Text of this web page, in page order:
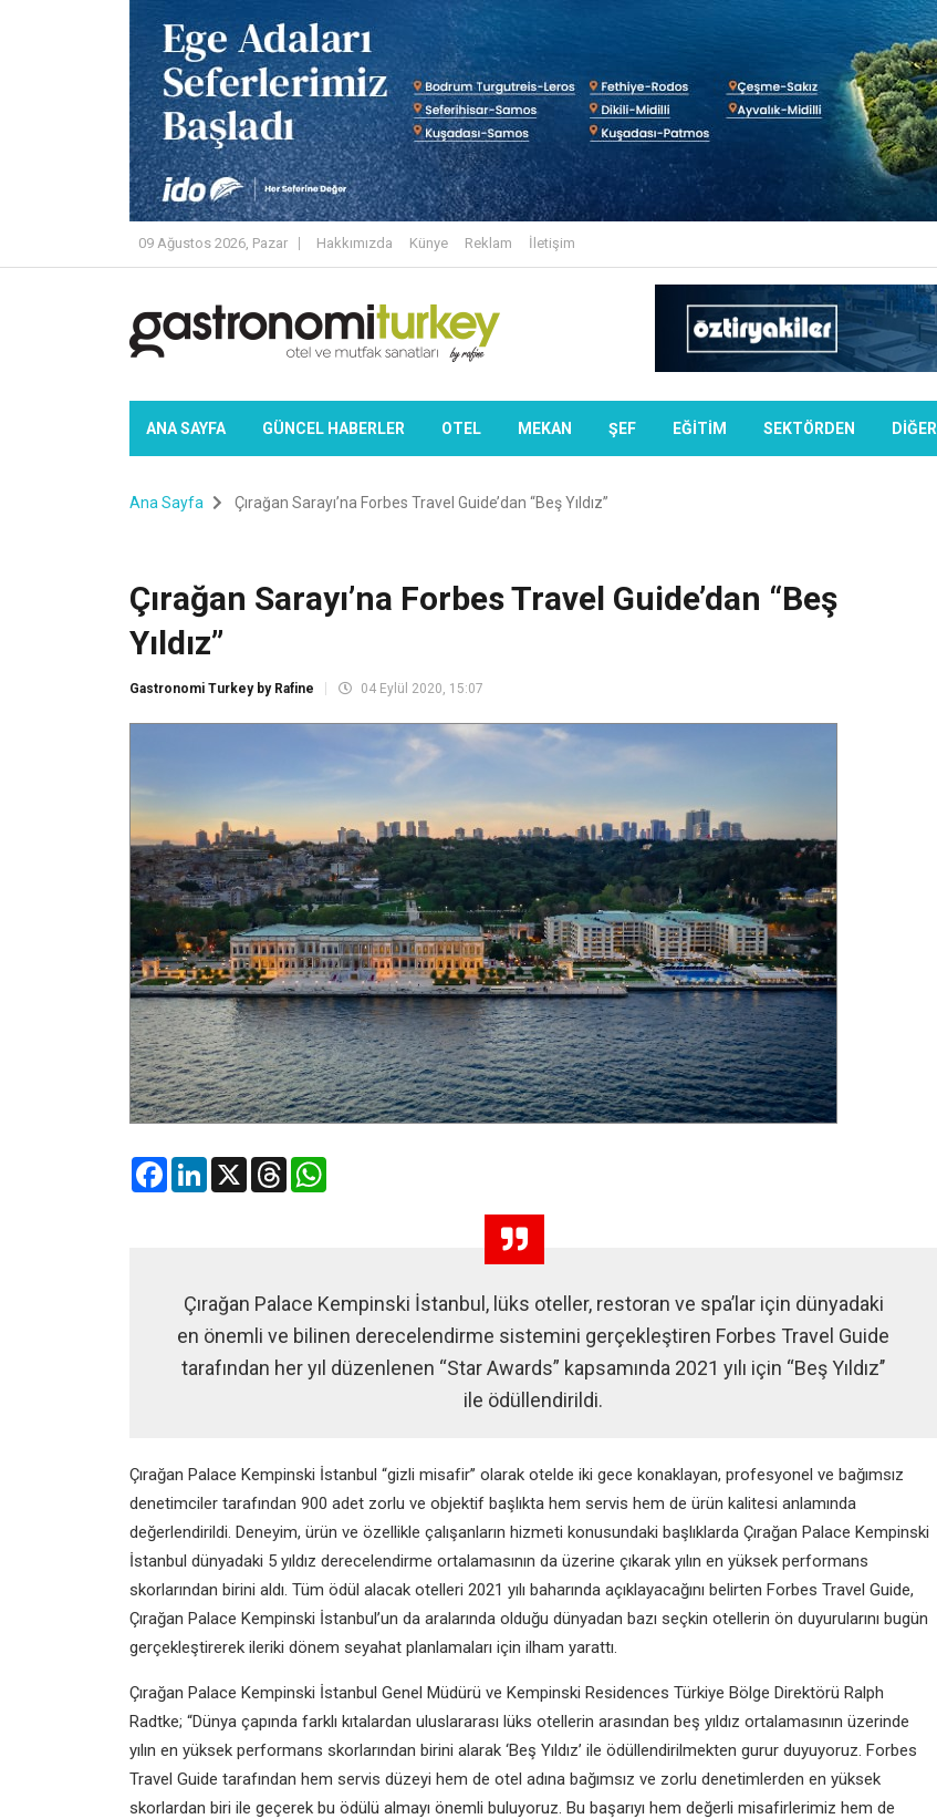
09 Ağustos 2026, Pazar Hakkımızda Künye Reklam İletişim
ANA SAYFA GÜNCEL HABERLER OTEL MEKAN ŞEF EĞİTİM SEKTÖRDEN DIĞER
Ana Sayfa Çırağan Sarayı’na Forbes Travel Guide’dan “Beş Yıldız’’
Çırağan Sarayı’na Forbes Travel Guide’dan “Beş
Yıldız’’
Gastronomi Turkey by Rafine 04 Eylül 2020, 15:07
FacebookLinkedIn
X Threads
Çırağan Palace Kempinski İstanbul, lüks oteller, restoran ve spa’lar için dünyadaki
en önemli ve bilinen derecelendirme sistemini gerçekleştiren Forbes Travel Guide
tarafından her yıl düzenlenen “Star Awards” kapsamında 2021 yılı için “Beş Yıldız’’
ile ödüllendirildi.
Çırağan Palace Kempinski İstanbul “gizli misafir’’ olarak otelde iki gece konaklayan, profesyonel ve bağımsız
denetimciler tarafından 900 adet zorlu ve objektif başlıkta hem servis hem de ürün kalitesi anlamında
değerlendirildi. Deneyim, ürün ve özellikle çalışanların hizmeti konusundaki başlıklarda Çırağan Palace Kempinski
İstanbul dünyadaki 5 yıldız derecelendirme ortalamasının da üzerine çıkarak yılın en yüksek performans
skorlarından birini aldı. Tüm ödül alacak otelleri 2021 yılı baharında açıklayacağını belirten Forbes Travel Guide,
Çırağan Palace Kempinski İstanbul’un da aralarında olduğu dünyadan bazı seçkin otellerin ön duyurularını bugün
gerçekleştirerek ileriki dönem seyahat planlamaları için ilham yarattı.
Çırağan Palace Kempinski İstanbul Genel Müdürü ve Kempinski Residences Türkiye Bölge Direktörü Ralph
Radtke; “Dünya çapında farklı kıtalardan uluslararası lüks otellerin arasından beş yıldız ortalamasının üzerinde
yılın en yüksek performans skorlarından birini alarak ‘Beş Yıldız’ ile ödüllendirilmekten gurur duyuyoruz. Forbes
Travel Guide tarafından hem servis düzeyi hem de otel adına bağımsız ve zorlu denetimlerden en yüksek
skorlardan biri ile geçerek bu ödülü almayı önemli buluyoruz. Bu başarıyı hem değerli misafirlerimiz hem de